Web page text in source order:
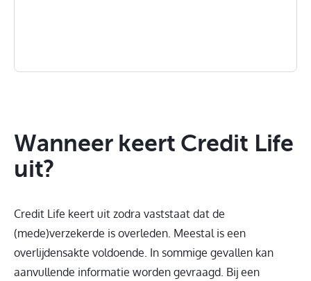
Wanneer keert Credit Life
uit?
Credit Life keert uit zodra vaststaat dat de
(mede)verzekerde is overleden. Meestal is een
overlijdensakte voldoende. In sommige gevallen kan
aanvullende informatie worden gevraagd. Bij een